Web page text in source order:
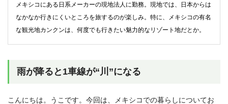
メキシコにある日系メーカーの現地法人に勤務。現地では、日本からは
なかなか行きにくいところを旅するのが楽しみ。特に、メキシコの有名
な観光地カンクンは、何度でも行きたい魅力的なリゾート地だとか。
雨が降ると1車線が“川”になる
こんにちは。うこです。今回は、メキシコでの暮らしについてお